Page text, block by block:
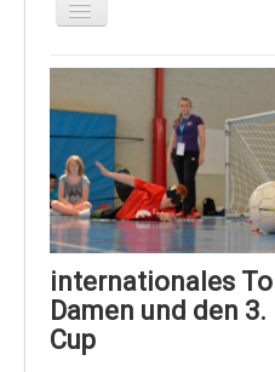
Navigation
Home
Über uns
Torball
Schießen
Schi Alpin
Schi Nordisch
Laufen
Showdown
internationales
Damen und den 3.
Cup